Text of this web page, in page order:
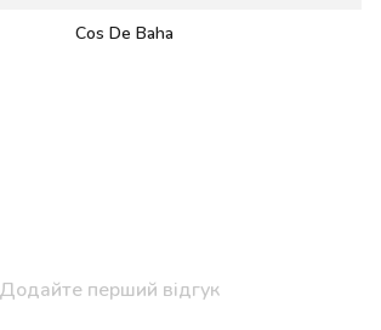
Cos De Baha
Додайте перший відгук